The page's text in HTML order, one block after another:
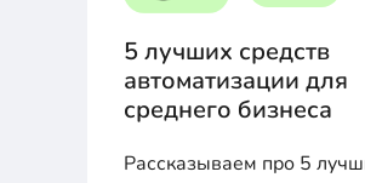
5 лучших средств
автоматизации для
среднего бизнеса
Рассказываем про 5